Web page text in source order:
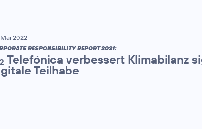
2022
RESPONSIBILITY REPORT 2021:
2 Telefónica verbessert Klimabilanz
Teilhabe